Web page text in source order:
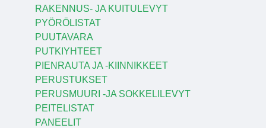
RAKENNUS- JA KUITULEVYT
PYÖRÖLISTAT
PUUTAVARA
PUTKIYHTEET
PIENRAUTA JA -KIINNIKKEET
PERUSTUKSET
PERUSMUURI -JA SOKKELILEVYT
PEITELISTAT
PANEELIT